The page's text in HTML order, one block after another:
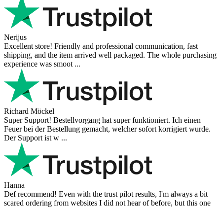
Nerijus
Excellent store! Friendly and professional communication, fast
shipping, and the item arrived well packaged. The whole purchasing
experience was smoot ...
Richard Möckel
Super Support! Bestellvorgang hat super funktioniert. Ich einen
Feuer bei der Bestellung gemacht, welcher sofort korrigiert wurde.
Der Support ist w ...
Hanna
Def recommend! Even with the trust pilot results, I'm always a bit
scared ordering from websites I did not hear of before, but this one